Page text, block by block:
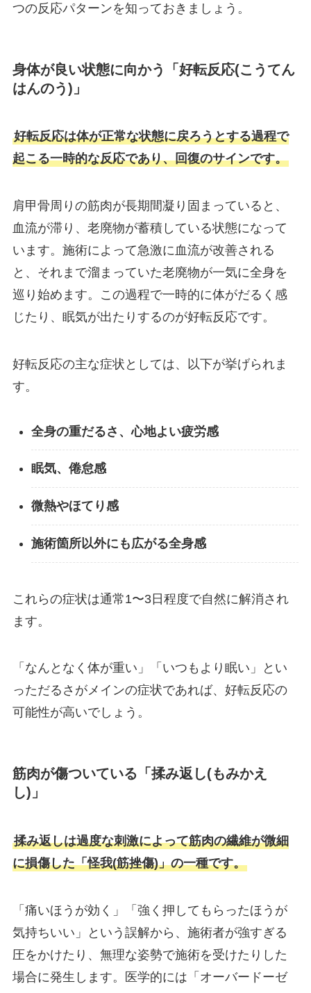
つの反応パターンを知っておきましょう。
身体が良い状態に向かう「好転反応(こうてん
はんのう)」
好転反応は体が正常な状態に戻ろうとする過程で
起こる一時的な反応であり、回復のサインです。
肩甲骨周りの筋肉が長期間凝り固まっていると、
血流が滞り、老廃物が蓄積している状態になって
います。施術によって急激に血流が改善される
と、それまで溜まっていた老廃物が一気に全身を
巡り始めます。この過程で一時的に体がだるく感
じたり、眠気が出たりするのが好転反応です。
好転反応の主な症状としては、以下が挙げられま
す。
全身の重だるさ、心地よい疲労感
眠気、倦怠感
微熱やほてり感
施術箇所以外にも広がる全身感
これらの症状は通常1〜3日程度で自然に解消され
ます。
「なんとなく体が重い」「いつもより眠い」とい
っただるさがメインの症状であれば、好転反応の
可能性が高いでしょう。
筋肉が傷ついている「揉み返し(もみかえ
し)」
揉み返しは過度な刺激によって筋肉の繊維が微細
に損傷した「怪我(筋挫傷)」の一種です。
「痛いほうが効く」「強く押してもらったほうが
気持ちいい」という誤解から、施術者が強すぎる
圧をかけたり、無理な姿勢で施術を受けたりした
場合に発生します。医学的には「オーバードーゼ